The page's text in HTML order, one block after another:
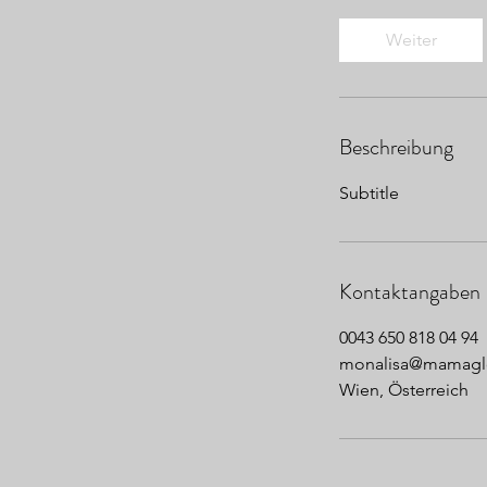
d
Weiter
Beschreibung
Subtitle
Kontaktangaben
0043 650 818 04 94
Wien, Österreich